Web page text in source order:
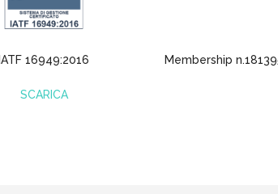
IATF 16949:2016
SCARICA
Membership